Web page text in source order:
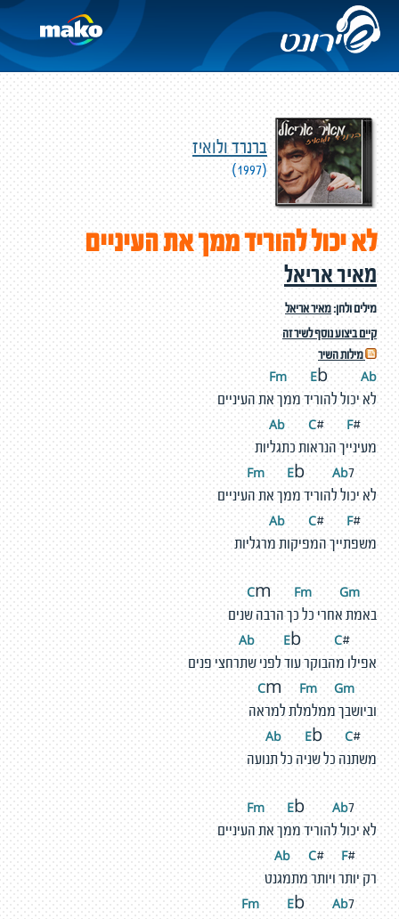
ברנרד ולואיז
(1997)
לא יכול להוריד ממך את העיניים
מאיר אריאל
מילים ולחן:מאיר אריאל
קיים ביצוע נוסף לשיר זה
מילות השיר
Fm Eb Ab
לא יכול להוריד ממך את העיניים
#
Ab C# F
מעינייך הנראות כתגליות
m Eb Ab7
לא יכול להוריד ממך את העיניים
#
Ab C# F
משפתייך המפיקות מרגליות
m Fm Gm
באמת אחרי כל כך הרבה שנים
#
Ab Eb C
אפילו מהבוקר עוד לפני שתרחצי פנים
m Fm Gm
וביושבך ממלמלת למראה
#
Ab Eb C
משתנה כל שניה כל תנועה
m Eb Ab7
לא יכול להוריד ממך את העיניים
#
Ab C# F
רק יותר ויותר מתמגנט
m Eb Ab7